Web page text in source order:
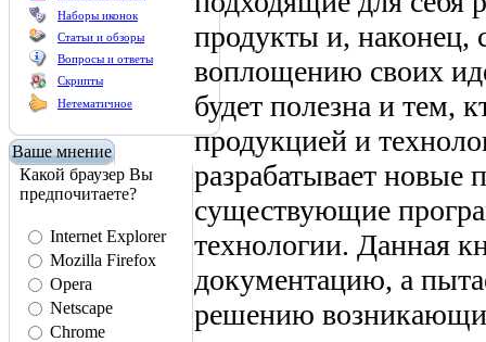
Наборы иконок
Статьи и обзоры
Вопросы и ответы
Скрипты
Нетематичное
Ваше мнение
Какой браузер Вы
предпочитаете?
Internet Explorer
Mozilla Firefox
Opera
Netscape
Chrome
продукты и, наконец,
воплощению своих
будет полезна и тем,
продукцией и
разрабатывает новые
существующие
технологии. Данная
документацию, а
решению